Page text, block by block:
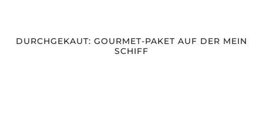
DURCHGEKAUT: GOURMET-PAKET AUF DER MEIN
SCHIFF